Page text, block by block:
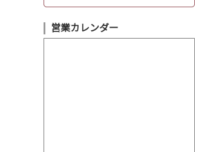
営業カレンダー